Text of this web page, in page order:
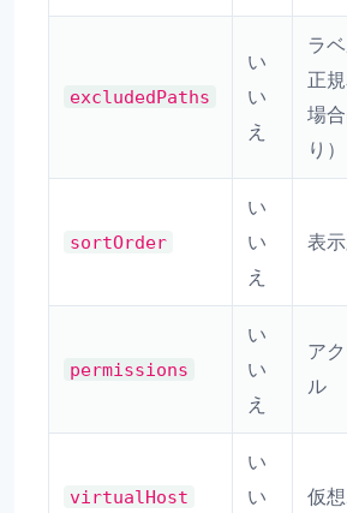
excludedPaths
い
い
え
ラ
正
場
り）
sortOrder
い
い
え
表
permissions
い
い
え
ア
ル
virtualHost
い
い
仮